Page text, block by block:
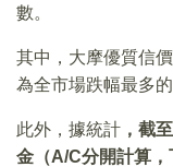
數。
其中，大摩優質信
為全市場跌幅最多的
此外，據統計 ，截
金（A/C分開計算